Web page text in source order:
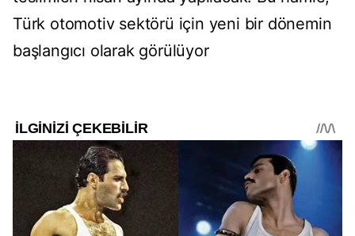
Türk otomotiv sektörü için yeni bir dönemin
başlangıcı olarak görülüyor